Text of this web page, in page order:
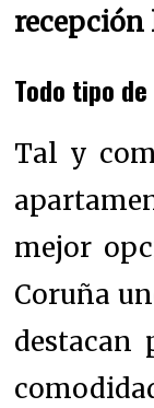
recepción
Todo tipo
Tal y
mejor
Coruña
destacan